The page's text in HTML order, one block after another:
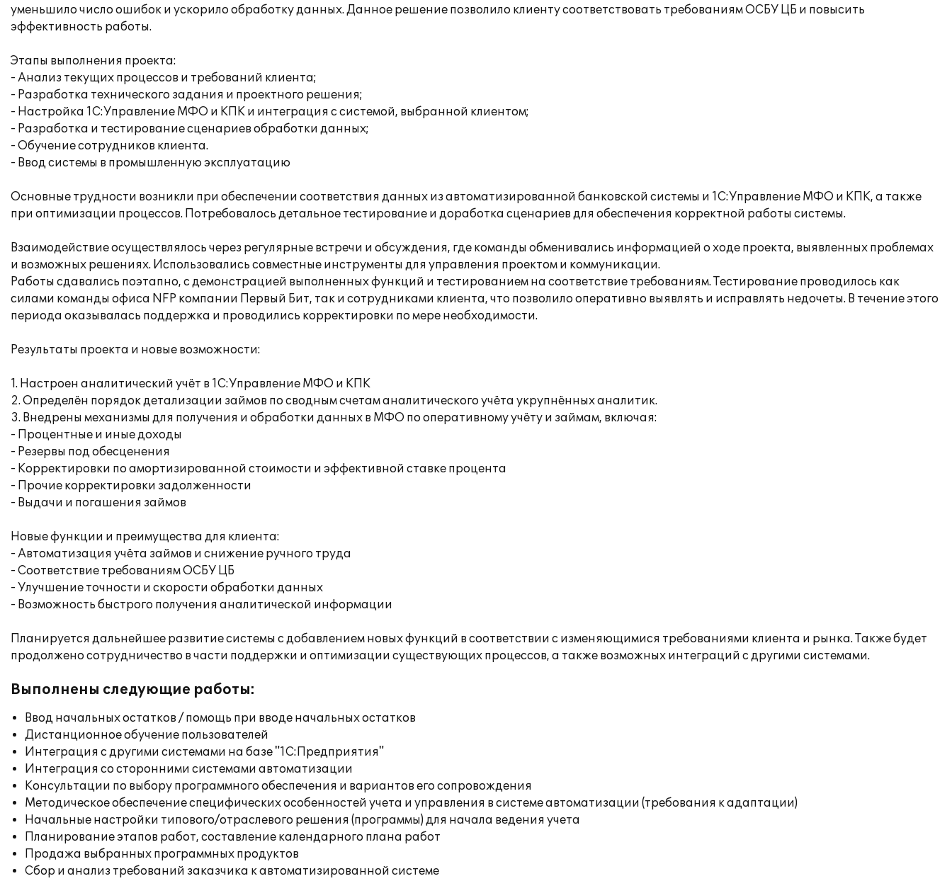
уменьшило число ошибок и ускорило обработку данных. Данное решение позволило клиенту соответствовать требованиям ОСБУ ЦБ и повысить
эффективность работы.
Этапы выполнения проекта:
- Анализ текущих процессов и требований клиента;
- Разработка технического задания и проектного решения;
- Настройка 1С:Управление МФО и КПК и интеграция с системой, выбранной клиентом;
- Разработка и тестирование сценариев обработки данных;
- Обучение сотрудников клиента.
- Ввод системы в промышленную эксплуатацию
Основные трудности возникли при обеспечении соответствия данных из автоматизированной банковской системы и 1С:Управление МФО и КПК, а также
при оптимизации процессов. Потребовалось детальное тестирование и доработка сценариев для обеспечения корректной работы системы.
Взаимодействие осуществлялось через регулярные встречи и обсуждения, где команды обменивались информацией о ходе проекта, выявленных проблемах
и возможных решениях. Использовались совместные инструменты для управления проектом и коммуникации.
Работы сдавались поэтапно, с демонстрацией выполненных функций и тестированием на соответствие требованиям. Тестирование проводилось как
силами команды офиса NFP компании Первый Бит, так и сотрудниками клиента, что позволило оперативно выявлять и исправлять недочеты. В течение этого
периода оказывалась поддержка и проводились корректировки по мере необходимости.
Результаты проекта и новые возможности:
1. Настроен аналитический учёт в 1С:Управление МФО и КПК
2. Определён порядок детализации займов по сводным счетам аналитического учёта укрупнённых аналитик.
3. Внедрены механизмы для получения и обработки данных в МФО по оперативному учёту и займам, включая:
- Процентные и иные доходы
- Резервы под обесценения
- Корректировки по амортизированной стоимости и эффективной ставке процента
- Прочие корректировки задолженности
- Выдачи и погашения займов
Новые функции и преимущества для клиента:
- Автоматизация учёта займов и снижение ручного труда
- Соответствие требованиям ОСБУ ЦБ
- Улучшение точности и скорости обработки данных
- Возможность быстрого получения аналитической информации
Планируется дальнейшее развитие системы с добавлением новых функций в соответствии с изменяющимися требованиями клиента и рынка. Также будет
продолжено сотрудничество в части поддержки и оптимизации существующих процессов, а также возможных интеграций с другими системами.
Выполнены следующие работы:
Ввод начальных остатков / помощь при вводе начальных остатков
Дистанционное обучение пользователей
Интеграция с другими системами на базе "1С:Предприятия"
Интеграция со сторонними системами автоматизации
Консультации по выбору программного обеспечения и вариантов его сопровождения
Методическое обеспечение специфических особенностей учета и управления в системе автоматизации (требования к адаптации)
Начальные настройки типового/отраслевого решения (программы) для начала ведения учета
Планирование этапов работ, составление календарного плана работ
Продажа выбранных программных продуктов
Сбор и анализ требований заказчика к автоматизированной системе